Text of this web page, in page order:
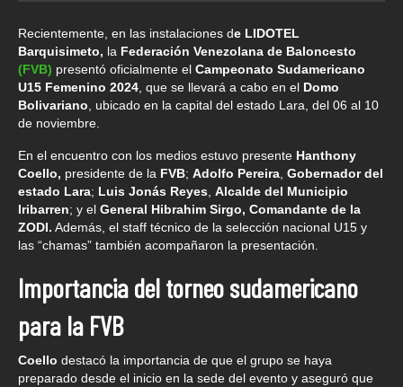
Recientemente, en las instalaciones de LIDOTEL
Barquisimeto, la Federación Venezolana de Baloncesto
(FVB) presentó oficialmente el Campeonato Sudamericano
U15 Femenino 2024 , que se llevará a cabo en el Domo
Bolivariano , ubicado en la capital del estado Lara, del 06 al 10
de noviembre.
En el encuentro con los medios estuvo presente Hanthony
Coello, presidente de la FVB; Adolfo Pereira Gobernador del
estado Lara; Luis Jonás Reyes Alcalde del Municipio
Iribarren; y el General Hibrahim Sirgo, Comandante de la
ZODI. Además, el staff técnico de la selección nacional U15 y
las “chamas” también acompañaron la presentación.
Importancia del torneo sudamericano
para la FVB
Coello destacó la importancia de que el grupo se haya
preparado desde el inicio en la sede del evento y aseguró que